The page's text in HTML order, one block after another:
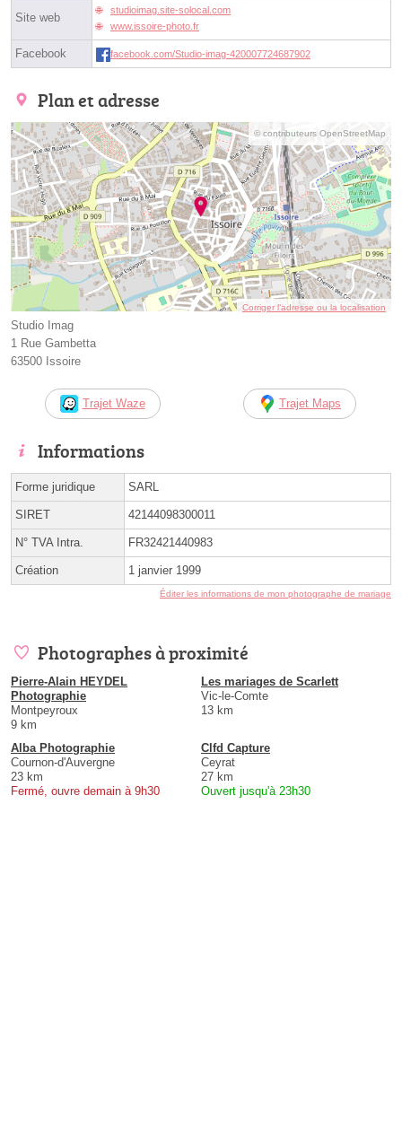
Site web
studioimag.site-solocal.com
www.issoire-photo.fr
Facebook facebook.com/Studio-imag-420007724687902
Plan et adresse
© contributeurs OpenStreetMap
Corriger l’adresse ou la localisation
Studio Imag
1 Rue Gambetta
63500 Issoire
Trajet Waze Trajet Maps
Informations
Forme juridique SARL
SIRET 42144098300011
N° TVA Intra. FR32421440983
Création 1 janvier 1999
Éditer les informations de mon photographe de mariage
Photographes à proximité
Pierre-Alain HEYDEL
Photographie
Montpeyroux
9 km
Les mariages de Scarlett
Vic-le-Comte
13 km
Alba Photographie
Cournon-d'Auvergne
23 km
Fermé, ouvre demain à 9h30
Clfd Capture
Ceyrat
27 km
Ouvert jusqu'à 23h30